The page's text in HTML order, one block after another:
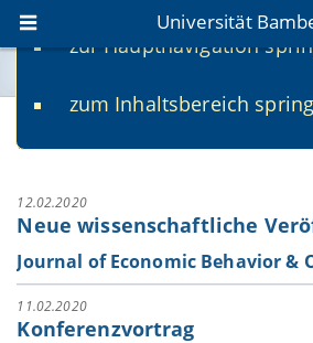
zur Hauptnavigation
zum Inhaltsbereich
Universität
www.uni-bamberg.de
fis.uni-bamberg.de
News-Archiv
12.02.2020
Neue wissenschaftliche
Journal of Economic Behavior &
11.02.2020
Konferenzvortrag